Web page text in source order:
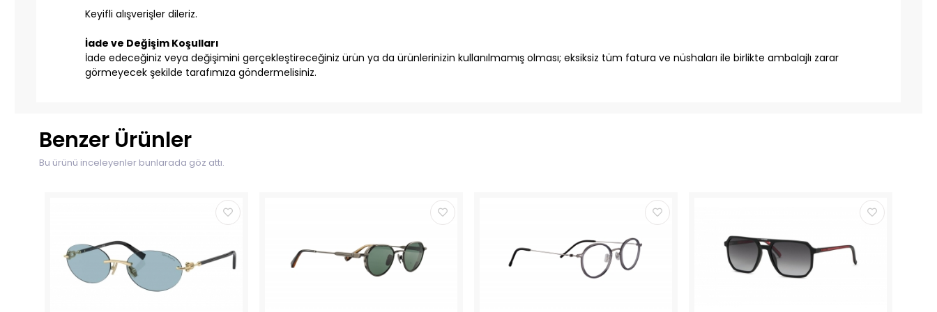
Keyifli alışverişler dileriz.
İade ve Değişim Koşulları
İade edeceğiniz veya değişimini gerçekleştireceğiniz ürün ya da ürünlerinizin kullanılmamış olması; eksiksiz tüm fatura ve nüshaları ile birlikte ambalajlı zarar
görmeyecek şekilde tarafımıza göndermelisiniz.
Benzer Ürünler
Bu ürünü inceleyenler bunlarada göz attı.